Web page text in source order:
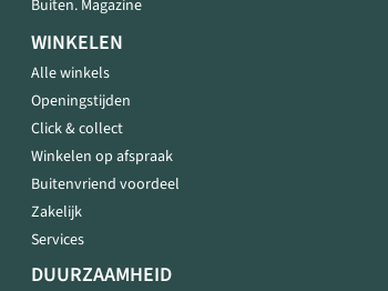
Buiten. Magazine
WINKELEN
Alle winkels
Openingstijden
Click & collect
Winkelen op afspraak
Buitenvriend voordeel
Zakelijk
Services
DUURZAAMHEID